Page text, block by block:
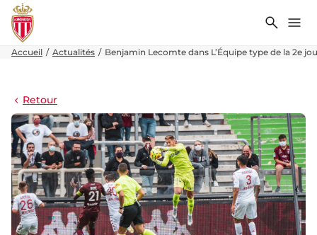
Accueil Actualités Benjamin Lecomte dans L’Équipe type de la 2e
Retour